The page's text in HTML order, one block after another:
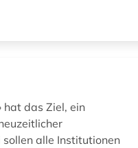
hat das Ziel, ein
alle Institutionen